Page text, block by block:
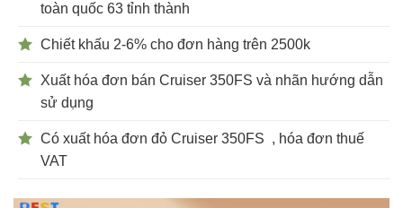
toàn quốc 63 tỉnh thành
Chiết khấu 2-6% cho đơn hàng trên 2500k
Xuất hóa đơn bán Cruiser 350FS và nhãn hướng dẫn
sử dụng
Có xuất hóa đơn đỏ Cruiser 350FS , hóa đơn thuế
VAT